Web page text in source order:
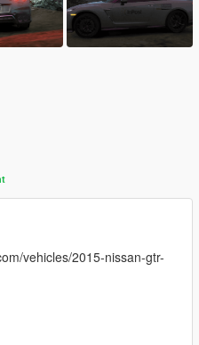
vehicles/2015-nissan-gtr-